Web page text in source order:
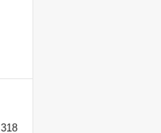
318